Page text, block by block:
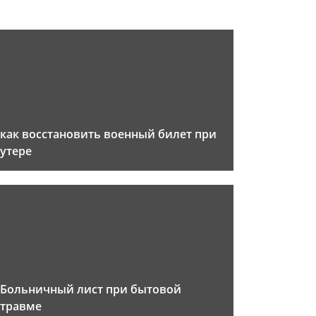
как восстановить военный билет при
утере
Больничный лист при бытовой
травме